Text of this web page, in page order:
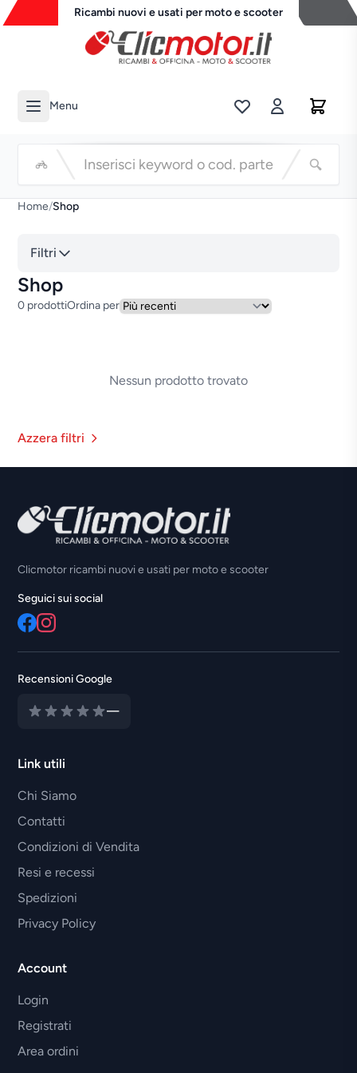
Ricambi nuovi e usati per moto e scooter
Menu
Home/Shop
Filtri
Shop
0 prodottiOrdina per
Nessun prodotto trovato
Azzera filtri
Clicmotor ricambi nuovi e usati per moto e scooter
Seguici sui social
Recensioni Google
—
Link utili
Chi Siamo
Contatti
Condizioni di Vendita
Resi e recessi
Spedizioni
Privacy Policy
Account
Login
Registrati
Area ordini